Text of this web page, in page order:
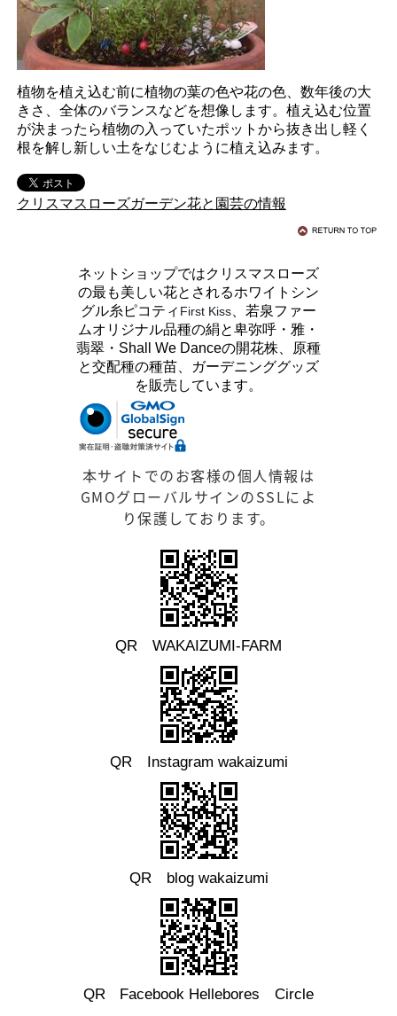
植物を植え込む前に植物の葉の色や花の色、数年後の大
きさ、全体のバランスなどを想像します。植え込む位置
が決まったら植物の入っていたポットから抜き出し軽く
根を解し新しい土をなじむように植え込みます。
クリスマスローズガーデン花と園芸の情報
ネットショップではクリスマスローズ
の最も美しい花とされるホワイトシン
グル糸ピコティ First Kiss 、若泉ファー
ムオリジナル品種の絹と卑弥呼・雅・
翡翠・Shall We Danceの開花株、原種
と交配種の種苗、ガーデニンググッズ
を販売しています。
本サイトでのお客様の個人情報は
GMOグローバルサインのSSLによ
り保護しております。
QR WAKAIZUMI-FARM
QR Instagram wakaizumi
QR blog wakaizumi
QR Facebook Hellebores Circle